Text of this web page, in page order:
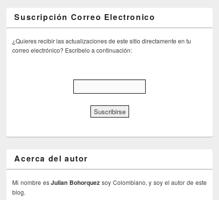
Suscripción Correo Electronico
¿Quieres recibir las actualizaciones de este sitio directamente en tu
correo electrónico? Escribelo a continuación:
Acerca del autor
Mi nombre esJulian Bohorquez soy Colombiano, y soy el autor de este
blog.